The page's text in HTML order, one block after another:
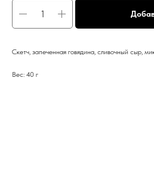
Скетч, запеченная говядина, сливочный сыр,
Вес: 40 г